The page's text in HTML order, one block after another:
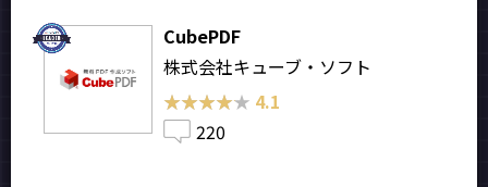
CubePDF
株式会社キューブ・ソフト
★★★★★
★★★★★ 4.1
220